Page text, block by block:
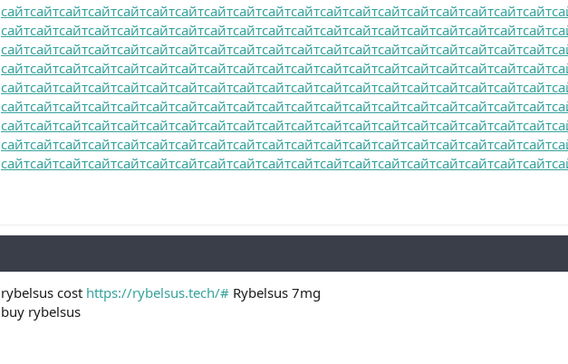
сайтсайтсайтсайтсайтсайтсайтсайтсайтсайтсайтсайтсайтсайтсайтсайтсайтсайтсайт
сайтсайтсайтсайтсайтсайтсайтсайтсайтсайтсайтсайтсайтсайтсайтсайтсайтсайтсайт
сайтсайтсайтсайтсайтсайтсайтсайтсайтсайтсайтсайтсайтсайтсайтсайтсайтсайтсайт
сайтсайтсайтсайтсайтсайтсайтсайтсайтсайтсайтсайтсайтсайтсайтсайтсайтсайтсайт
сайтсайтсайтсайтсайтсайтсайтсайтсайтсайтсайтсайтсайтсайтсайтсайтсайтсайтсайт
сайтсайтсайтсайтсайтсайтсайтсайтсайтсайтсайтсайтсайтсайтсайтсайтсайтсайтсайт
сайтсайтсайтсайтсайтсайтсайтсайтсайтсайтсайтсайтсайтсайтсайтсайтсайтсайтсайт
сайтсайтсайтсайтсайтсайтсайтсайтсайтсайтсайтсайтсайтсайтсайтсайтсайтсайтсайт
сайтсайтсайтсайтсайтсайтсайтсайтсайтсайтсайтсайтсайтсайтсайтсайтсайтсайтсайт
rybelsus cost https://rybelsus.tech/# Rybelsus 7mg
buy rybelsus